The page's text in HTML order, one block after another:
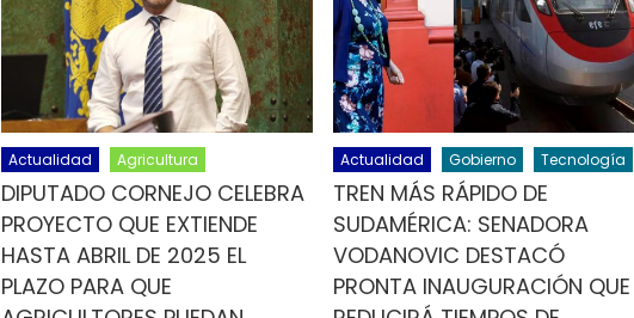
Actualidad Agricultura
DIPUTADO CORNEJO CELEBRA
PROYECTO QUE EXTIENDE
HASTA ABRIL DE 2025 EL
PLAZO PARA QUE
Actualidad Gobierno Tecnología
TREN MÁS RÁPIDO DE
SUDAMÉRICA: SENADORA
VODANOVIC DESTACÓ
PRONTA INAUGURACIÓN QUE